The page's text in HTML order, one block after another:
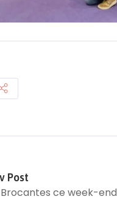
Post
Brocantes ce week-end